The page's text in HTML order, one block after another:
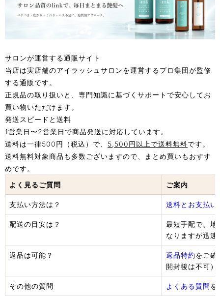
サロンが運営する通販サイト
当店は実店舗のアイラッシュサロンを運営するプロ集団が監修
する通販です。
正規品の取り扱いと、専門知識に基づくサポートで安心してお
買い物いただけます。
発送スピードと送料
1営業日〜2営業日で商品発送に対応しています。
送料は一律500円（税込）で、 5,500円以上で送料無料です。
送料無料対象商品も多数ございますので、まとめ買いもおすす
めです。
よく見るご質問
ご案内
支払い方法は？ 送料とお支払い
配送の目安は？
最短手配で、
なりますが迅
返品は可能？ 返品特約をご確
開封後は不可）
その他の質問 よくある質問を